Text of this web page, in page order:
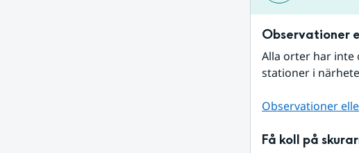
Observationer
Alla orter har inte
stationer i
Observationer
Få koll på